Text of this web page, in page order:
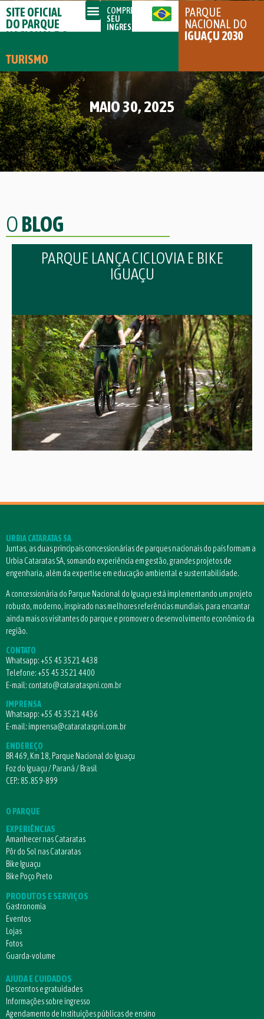
SITE OFICIAL
DO PARQUE
NACIONAL DO
TURISMO
COMPRE
SEU
INGRESSO
PARQUE
NACIONAL DO
IGUAÇU 2030
MAIO 30, 2025
OBLOG
PARQUE LANÇA CICLOVIA E BIKE
IGUAÇU
URBIA CATARATAS SA
Juntas, as duas principais concessionárias de parques nacionais do país formam a
Urbia Cataratas SA, somando experiência em gestão, grandes projetos de
engenharia, além da expertise em educação ambiental e sustentabilidade.
A concessionária do Parque Nacional do Iguaçu está implementando um projeto
robusto, moderno, inspirado nas melhores referências mundiais, para encantar
ainda mais os visitantes do parque e promover o desenvolvimento econômico da
região.
CONTATO
Whatsapp:+55 45 3521 4438
Telefone:+55 45 3521 4400
E-mail: contato@catarataspni.com.br
IMPRENSA
Whatsapp:+55 45 3521 4436
E-mail: imprensa@catarataspni.com.br
ENDEREÇO
BR 469, Km 18, Parque Nacional do Iguaçu
Foz do Iguaçu / Paraná / Brasil
CEP.: 85.859-899
O PARQUE
EXPERIÊNCIAS
Amanhecer nas Cataratas
Pôr do Sol nas Cataratas
Bike Iguaçu
Bike Poço Preto
PRODUTOS E SERVIÇOS
Gastronomia
Eventos
Lojas
Fotos
Guarda-volume
AJUDA E CUIDADOS
Descontos e gratuidades
Informações sobre ingresso
Agendamento de Instituições públicas de ensino